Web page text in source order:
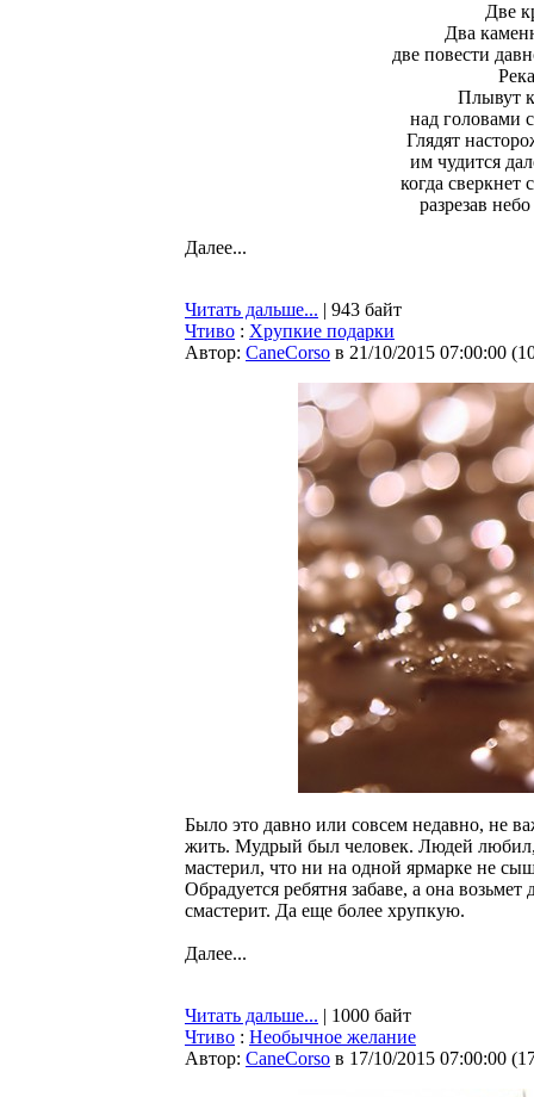
Две
Два
две повести
Плывут
над головами
Глядят
им чудится
когда сверкнет
разрезав
Далее...
Читать дальше... | 943 байт
Чтиво : Хрупкие подарки
Автор: CaneCorso в 21/10/2015 07:00:00 (
Было это давно или совсем недавно, не
жить. Мудрый был человек. Людей
мастерил, что ни на одной ярмарке не
Обрадуется ребятня забаве, а она
смастерит. Да еще более хрупкую.
Далее...
Читать дальше... | 1000 байт
Чтиво : Необычное желание
Автор: CaneCorso в 17/10/2015 07:00:00 (